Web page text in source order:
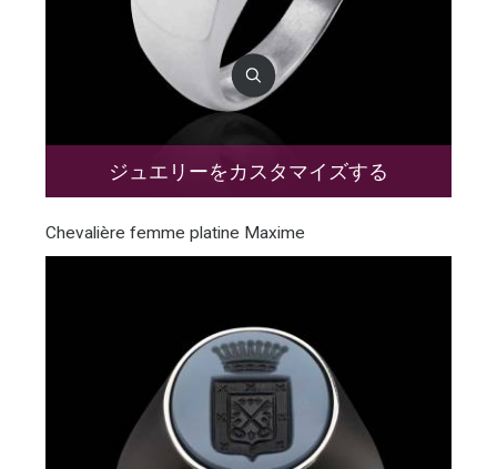
ジュエリーをカスタマイズする
Chevalière femme platine Maxime